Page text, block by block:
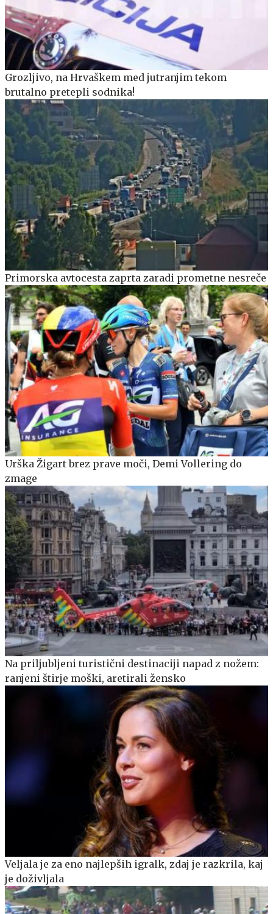
Grozljivo, na Hrvaškem med jutranjim tekom
brutalno pretepli sodnika!
Primorska avtocesta zaprta zaradi prometne nesreče
Urška Žigart brez prave moči, Demi Vollering do
zmage
Na priljubljeni turistični destinaciji napad z nožem:
ranjeni štirje moški, aretirali žensko
Veljala je za eno najlepših igralk, zdaj je razkrila, kaj
je doživljala